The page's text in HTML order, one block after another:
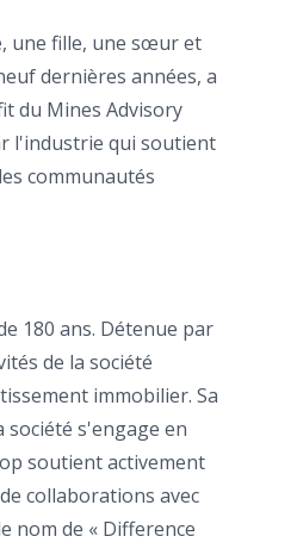
une fille, une sœur et
dernières années, a
du Mines Advisory
l'industrie qui soutient
communautés
180 ans. Détenue par
de la société
immobilier. Sa
s'engage en
soutient activement
collaborations avec
nom de « Difference